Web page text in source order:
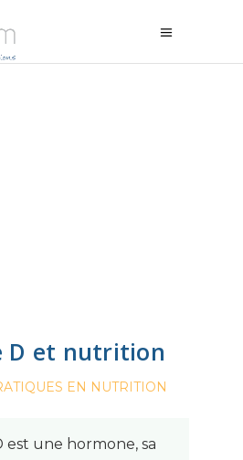
D et nutrition
EN NUTRITION
est une hormone, sa